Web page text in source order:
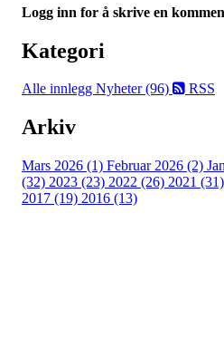
Logg inn for å skrive en
Kategori
Alle innlegg Nyheter (96) RSS
Arkiv
Mars 2026 (1) Februar 2026 (2)
(32) 2023 (23) 2022 (26) 2021 (31)
2017 (19) 2016 (13)